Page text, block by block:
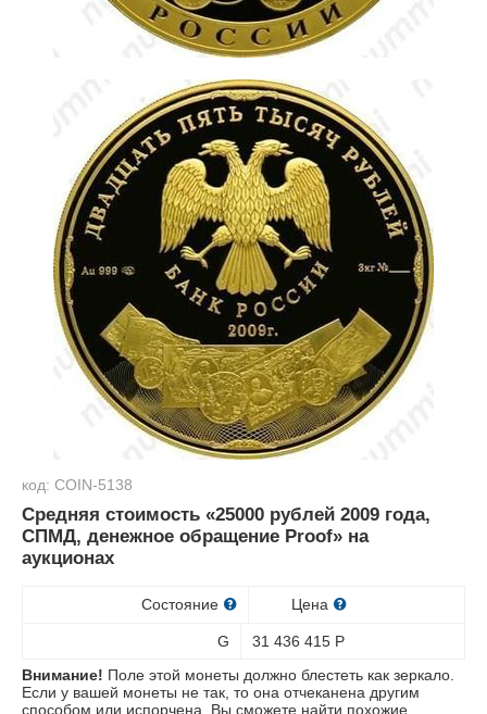
код: COIN-5138
Средняя стоимость «25000 рублей 2009 года,
СПМД, денежное обращение Proof» на
аукционах
Состояние Цена
G 31 436 415 Р
Внимание! Поле этой монеты должно блестеть как зеркало.
Если у вашей монеты не так, то она отчеканена другим
способом или испорчена. Вы сможете найти похожие